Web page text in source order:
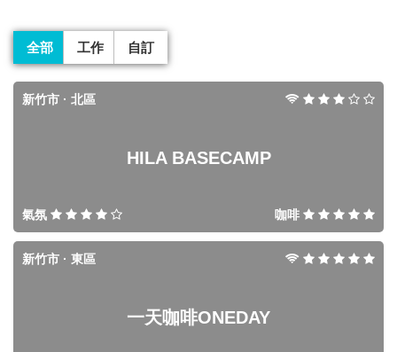
全部 工作 自訂
HILA BASECAMP
新竹市 · 北區
氣氛 咖啡
一天咖啡ONEDAY
新竹市 · 東區